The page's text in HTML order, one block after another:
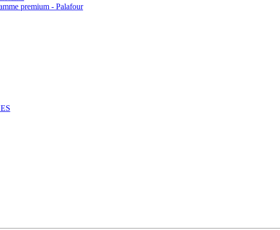
premium - Palafour